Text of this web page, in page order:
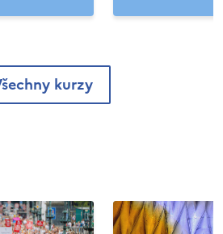
Všechny kurzy